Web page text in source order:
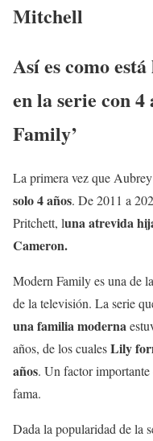
Mitchell
Así es como
en la serie con
Family’
La primera vez que
solo 4 años. De 2011 a
Pritchett, luna atrevida
Cameron.
Modern Family es una de
de la televisión. La serie
una familia moderna
años, de los cualesLily
años. Un factor
fama.
Dada la popularidad de la